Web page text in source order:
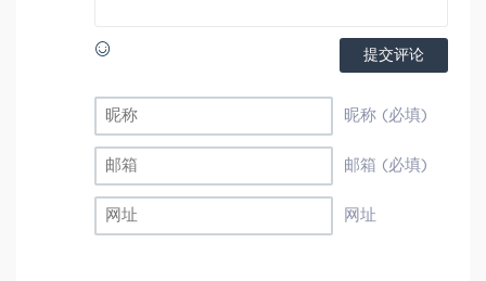
提交评论
昵称 (必填)
邮箱 (必填)
网址